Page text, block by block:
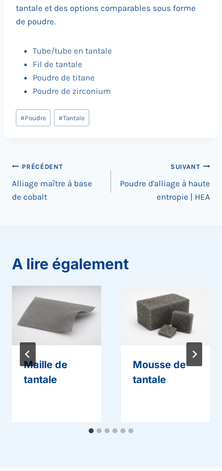
tantale et des options comparables sous forme
de poudre.
Tube/tube en tantale
Fil de tantale
Poudre de titane
Poudre de zirconium
Post
Tags
#Poudre #Tantale
Navigation
de
PRÉCÉDENT
Alliage maître à base
de cobalt
SUIVANT
Poudre d'alliage à haute
entropie | HEA
A lire également
Maille de
tantale
Mousse de
tantale